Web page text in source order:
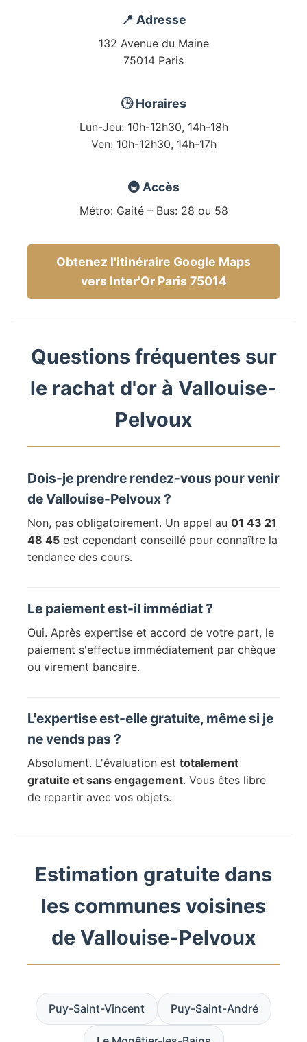
📍 Adresse
132 Avenue du Maine
75014 Paris
🕒 Horaires
Lun-Jeu: 10h-12h30, 14h-18h
Ven: 10h-12h30, 14h-17h
🚇 Accès
Métro: Gaité – Bus: 28 ou 58
Obtenez l'itinéraire Google Maps
vers Inter'Or Paris 75014
Questions fréquentes sur
le rachat d'or à Vallouise-
Pelvoux
Dois-je prendre rendez-vous pour venir
de Vallouise-Pelvoux ?
Non, pas obligatoirement. Un appel au 01 43 21
48 45 est cependant conseillé pour connaître la
tendance des cours.
Le paiement est-il immédiat ?
Oui. Après expertise et accord de votre part, le
paiement s'effectue immédiatement par chèque
ou virement bancaire.
L'expertise est-elle gratuite, même si je
ne vends pas ?
Absolument. L'évaluation est totalement
gratuite et sans engagement. Vous êtes libre
de repartir avec vos objets.
Estimation gratuite dans
les communes voisines
de Vallouise-Pelvoux
Puy-Saint-Vincent Puy-Saint-André